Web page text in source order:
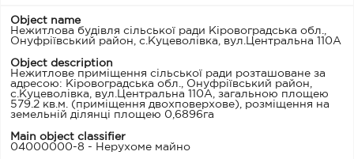
Object name
Нежитлова будівля сільської ради Кіровоградська обл.,
Онуфріївський район, с.Куцеволівка, вул.Центральна 110А
Object description
Нежитлове приміщення сільської ради розташоване за
адресою: Кіровоградська обл., Онуфріївський район,
с.Куцеволівка, вул.Центральна 110А, загальною площею
579.2 кв.м. (приміщення двохповерхове), розміщення на
земельній ділянці площею 0,6896га
Main object classifier
04000000-8 - Нерухоме майно